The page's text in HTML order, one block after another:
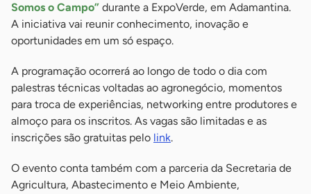
Somos o Campo” durante a ExpoVerde, em Adamantina.
A iniciativa vai reunir conhecimento, inovação e
oportunidades em um só espaço.
A programação ocorrerá ao longo de todo o dia com
palestras técnicas voltadas ao agronegócio, momentos
para troca de experiências, networking entre produtores e
almoço para os inscritos. As vagas são limitadas e as
inscrições são gratuitas pelo link.
O evento conta também com a parceria da Secretaria de
Agricultura, Abastecimento e Meio Ambiente,